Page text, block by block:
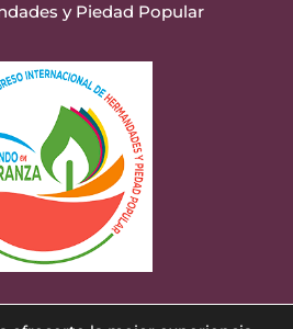
y Piedad Popular